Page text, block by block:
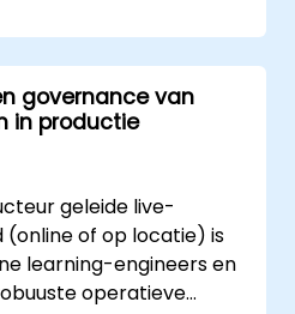
governance van
in productie
geleide live-
(online of op locatie) is
learning-engineers en
operatieve